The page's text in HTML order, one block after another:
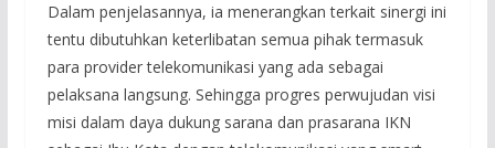
Dalam penjelasannya, ia menerangkan terkait sinergi ini
tentu dibutuhkan keterlibatan semua pihak termasuk
para provider telekomunikasi yang ada sebagai
pelaksana langsung. Sehingga progres perwujudan visi
misi dalam daya dukung sarana dan prasarana IKN